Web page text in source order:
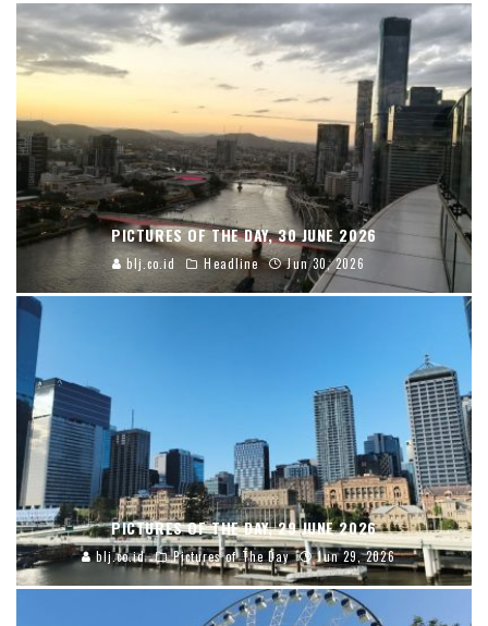
PICTURES OF THE DAY, 30 JUNE 2026
blj.co.id Headline Jun 30, 2026
PICTURES OF THE DAY, 29 JUNE 2026
blj.co.id Pictures of The Day Jun 29, 2026